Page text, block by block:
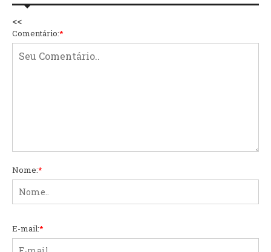
<<
Comentário:*
Nome:*
E-mail:*